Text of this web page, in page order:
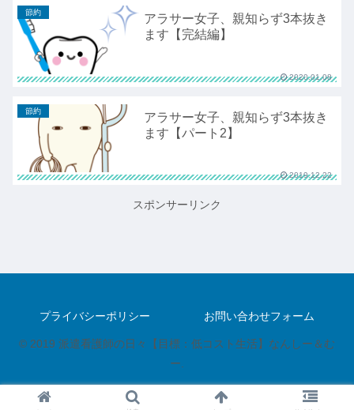
節約
アラサー女子、親知らず3本抜き
ます【完結編】
2020.01.08
節約
アラサー女子、親知らず3本抜き
ます【パート2】
2019.12.22
スポンサーリンク
プライバシーポリシー お問い合わせフォーム
© 2019 派遣看護師の日々【目標：低コスト生活】なんしー＆む
ー.